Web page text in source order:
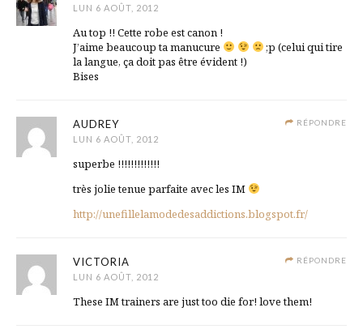
LUN 6 AOÛT, 2012
Au top !! Cette robe est canon !
J’aime beaucoup ta manucure
;p (celui qui tire
la langue, ça doit pas être évident !)
Bises
RÉPONDRE
AUDREY
LUN 6 AOÛT, 2012
superbe !!!!!!!!!!!!!
très jolie tenue parfaite avec les IM
http://unefillelamodedesaddictions.blogspot.fr/
RÉPONDRE
VICTORIA
LUN 6 AOÛT, 2012
These IM trainers are just too die for! love them!